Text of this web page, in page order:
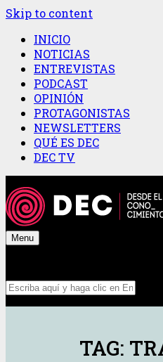
Skip to content
INICIO
NOTICIAS
ENTREVISTAS
PODCAST
OPINIÓN
PROTAGONISTAS
NEWSLETTERS
QUÉ ES DEC
DEC TV
Menu
TAG: